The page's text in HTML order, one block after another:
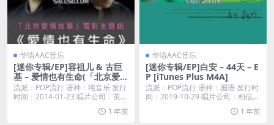
华语AAC音乐
[迷你专辑/EP]容祖儿 & 古巨
基 – 爱情也有生命(「北京爱情
故事」电影主题曲) – EP [iTun
es Plus M4A]
流派：POP流行 语种：纯音乐 发行
时间：2014-01-23 唱片公司：英皇
1 年前
华语AAC音乐
[迷你专辑/EP]白安 – 44天 – E
P [iTunes Plus M4A]
流派：POP流行 语种：国语 发行时
间：2019-10-29 唱片公司：相信音
1 年前